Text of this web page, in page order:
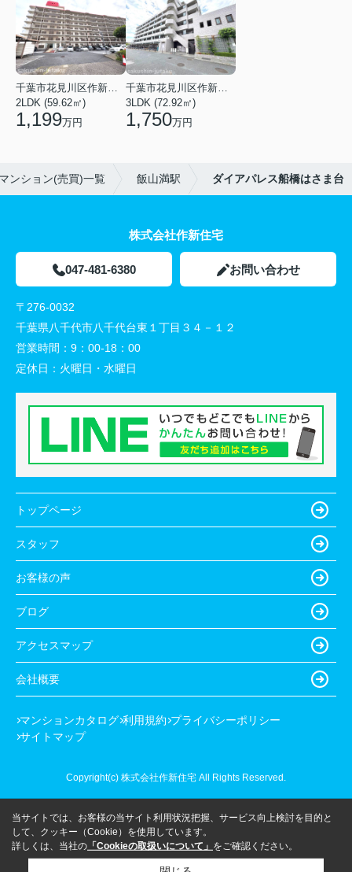
千葉市花見川区作新台６丁目
2LDK (59.62㎡)
1,199万円
千葉市花見川区作新台４丁目
3LDK (72.92㎡)
1,750万円
ンション(売買)一覧 飯山満駅 ダイアパレス船橋はさま台
株式会社作新住宅
047-481-6380 お問い合わせ
〒276-0032
千葉県八千代市八千代台東１丁目３４－１２
営業時間： 9：00-18：00
定休日： 火曜日・水曜日
トップページ
スタッフ
お客様の声
ブログ
アクセスマップ
会社概要
マンションカタログ 利用規約 プライバシーポリシー
サイトマップ
Copyright(c) 株式会社作新住宅 All Rights Reserved.
当サイトでは、お客様の当サイト利用状況把握、サービス向上検討を目的と
して、クッキー（Cookie）を使用しています。
詳しくは、当社の 「Cookieの取扱いについて」 をご確認ください。